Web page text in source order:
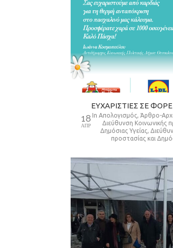
18
ΑΠΡ
inΑπολογισμός,Άρθρο-
Διεύθυνση Κοινωνικής
Δημόσιας Υγείας,
προστασίας και